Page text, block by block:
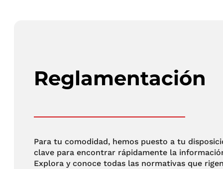
Reglamentación
Para tu comodidad, hemos puesto a tu
clave para encontrar rápidamente la
Explora y conoce todas las normativas que